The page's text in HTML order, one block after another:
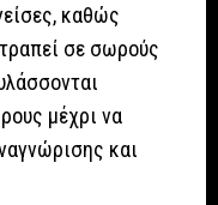
καθώς
σε σωρούς
μέχρι να
και